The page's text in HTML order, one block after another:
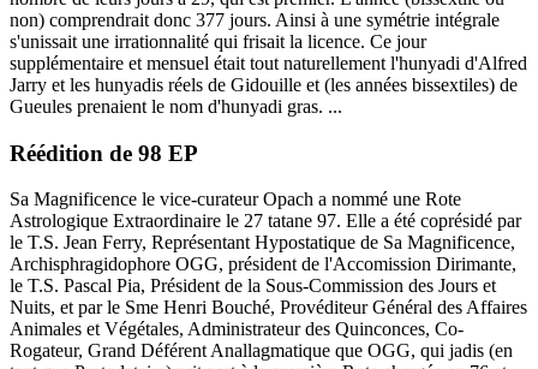
non) comprendrait donc 377 jours. Ainsi à une symétrie intégrale
s'unissait une irrationnalité qui frisait la licence. Ce jour
supplémentaire et mensuel était tout naturellement l'hunyadi d'Alfred
Jarry et les hunyadis réels de Gidouille et (les années bissextiles) de
Gueules prenaient le nom d'hunyadi gras. ...
Réédition de 98 EP
Sa Magnificence le vice-curateur Opach a nommé une Rote
Astrologique Extraordinaire le 27 tatane 97. Elle a été coprésidé par
le T.S. Jean Ferry, Représentant Hypostatique de Sa Magnificence,
Archisphragidophore OGG, président de l'Accomission Dirimante,
le T.S. Pascal Pia, Président de la Sous-Commission des Jours et
Nuits, et par le Sme Henri Bouché, Provéditeur Général des Affaires
Animales et Végétales, Administrateur des Quinconces, Co-
Rogateur, Grand Déférent Anallagmatique que OGG, qui jadis (en